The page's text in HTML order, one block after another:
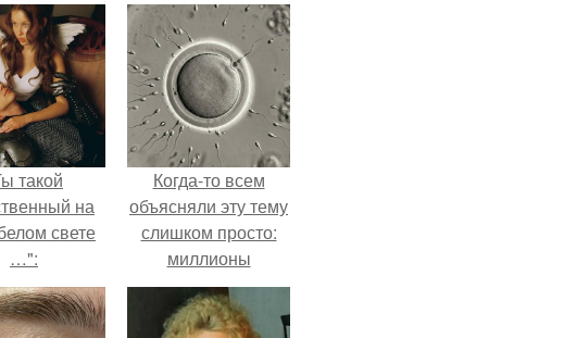
такой
на
свете
…":
Когда-то всем
объясняли эту тему
слишком просто:
миллионы
сперматозоидов
бегут к цели, а